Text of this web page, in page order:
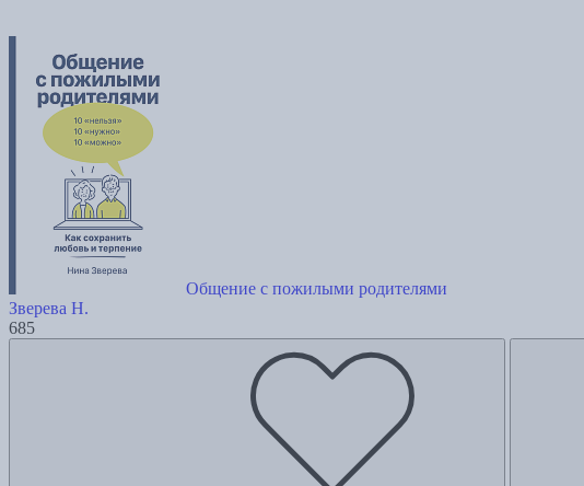
Общение с пожилыми родителями
Зверева Н.
685